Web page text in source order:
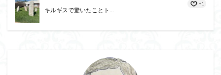
キルギスで驚いたことト...
+1